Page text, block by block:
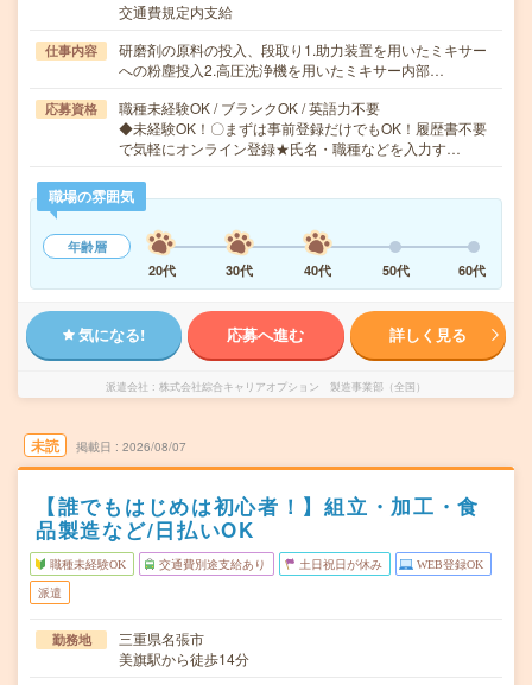
交通費規定内支給
仕事内容
研磨剤の原料の投入、段取り1.助力装置を用いたミキサー
への粉塵投入2.高圧洗浄機を用いたミキサー内部…
応募資格
職種未経験OK / ブランクOK / 英語力不要
◆未経験OK！〇まずは事前登録だけでもOK！履歴書不要
で気軽にオンライン登録★氏名・職種などを入力す…
職場の雰囲気
年齢層
20代
30代 40代 50代 60代
気になる! 応募へ進む 詳しく見る
派遣会社 株式会社綜合キャリアオプション 製造事業部（全国）
未読 掲載日 2026/08/07
【誰でもはじめは初心者！】組立・加工・食
品製造など/日払いOK
職種未経験OK 交通費別途支給あり 土日祝日が休み WEB登録OK
派遣
勤務地
三重県名張市
美旗駅から徒歩14分